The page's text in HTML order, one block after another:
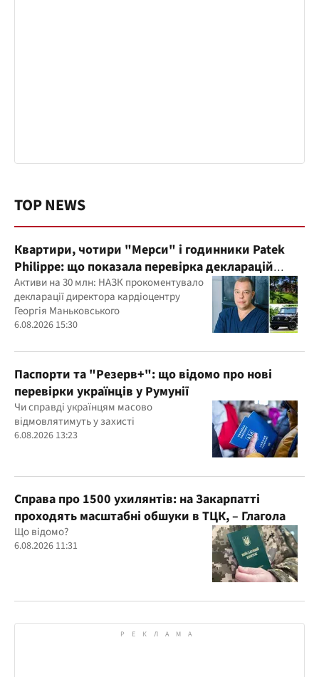
TOP NEWS
Квартири, чотири "Мерси" і годинники Patek
Philippe: що показала перевірка декларацій
керівника дитячого кардіоцентру
Маньковського і що каже НАЗК?
Активи на 30 млн: НАЗК прокоментувало
декларації директора кардіоцентру
Георгія Маньковського
6.08.2026 15:30
Паспорти та "Резерв+": що відомо про нові
перевірки українців у Румунії
Чи справді українцям масово
відмовлятимуть у захисті
6.08.2026 13:23
Справа про 1500 ухилянтів: на Закарпатті
проходять масштабні обшуки в ТЦК, – Глагола
Що відомо?
6.08.2026 11:31